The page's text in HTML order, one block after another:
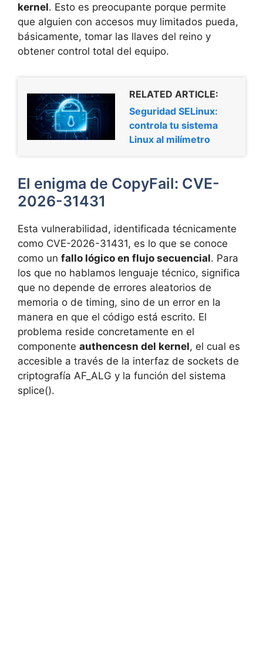
kernel. Esto es preocupante porque permite
que alguien con accesos muy limitados pueda,
básicamente, tomar las llaves del reino y
obtener control total del equipo.
RELATED ARTICLE:
Seguridad SELinux:
controla tu sistema
Linux al milímetro
El enigma de CopyFail: CVE-
2026-31431
Esta vulnerabilidad, identificada técnicamente
como CVE-2026-31431, es lo que se conoce
como un fallo lógico en flujo secuencial. Para
los que no hablamos lenguaje técnico, significa
que no depende de errores aleatorios de
memoria o de timing, sino de un error en la
manera en que el código está escrito. El
problema reside concretamente en el
componente authencesn del kernel, el cual es
accesible a través de la interfaz de sockets de
criptografía AF_ALG y la función del sistema
splice().